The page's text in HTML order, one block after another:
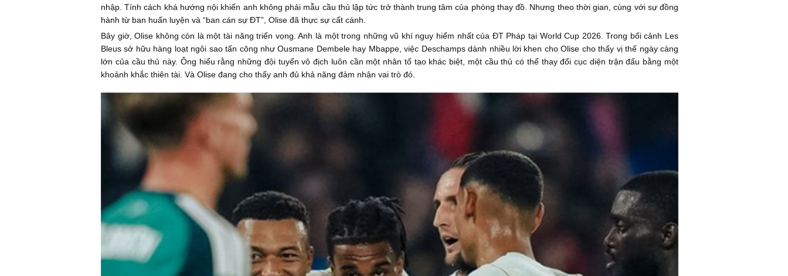
nhập. Tính cách khá hướng nội khiến anh không phải mẫu cầu thủ lập tức trở thành trung tâm của phòng thay đồ. Nhưng theo thời gian, cùng với sự đồng
hành từ ban huấn luyện và “ban cán sự ĐT”, Olise đã thực sự cất cánh.
Bây giờ, Olise không còn là một tài năng triển vọng. Anh là một trong những vũ khí nguy hiểm nhất của ĐT Pháp tại World Cup 2026. Trong bối cảnh Les
Bleus sở hữu hàng loạt ngôi sao tấn công như Ousmane Dembele hay Mbappe, việc Deschamps dành nhiều lời khen cho Olise cho thấy vị thế ngày càng
lớn của cầu thủ này. Ông hiểu rằng những đội tuyển vô địch luôn cần một nhân tố tạo khác biệt, một cầu thủ có thể thay đổi cục diện trận đấu bằng một
khoảnh khắc thiên tài. Và Olise đang cho thấy anh đủ khả năng đảm nhận vai trò đó.